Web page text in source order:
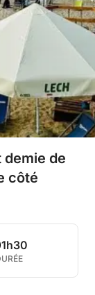
de
côté
1h30